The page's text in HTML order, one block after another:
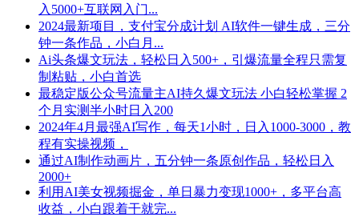
入5000+互联网入门...
2024最新项目，支付宝分成计划 AI软件一键生成，三分
钟一条作品，小白月...
Ai头条爆文玩法，轻松日入500+，引爆流量全程只需复
制粘贴，小白首选
最稳定版公众号流量主AI持久爆文玩法 小白轻松掌握 2
个月实测半小时日入200
2024年4月最强AI写作，每天1小时，日入1000-3000，教
程有实操视频，
通过AI制作动画片，五分钟一条原创作品，轻松日入
2000+
利用AI美女视频掘金，单日暴力变现1000+，多平台高
收益，小白跟着干就完...